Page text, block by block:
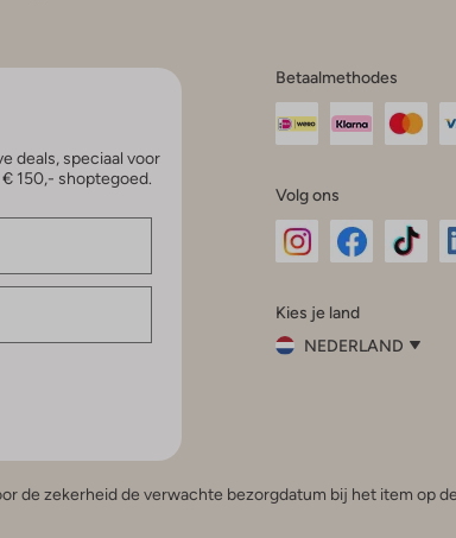
deals, speciaal voor
150,- shoptegoed.
Betaalmethodes
Volg ons
InstagramFacebook
Kies je land
NEDERLAND
België
de zekerheid de verwachte bezorgdatum bij het item op